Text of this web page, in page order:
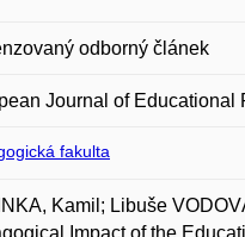
odborný článek
Journal of Educational
fakulta
Kamil; Libuše
Impact of the